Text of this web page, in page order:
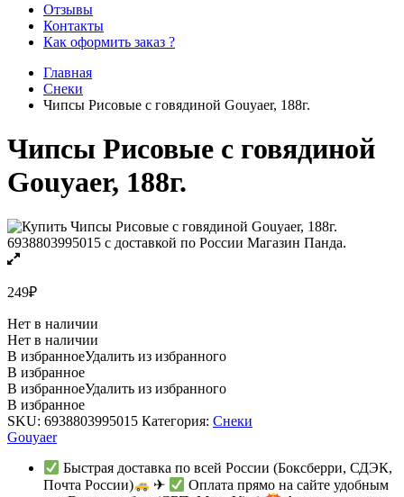
Отзывы
Контакты
Как оформить заказ ?
Главная
Снеки
Чипсы Рисовые с говядиной Gouyaer, 188г.
Чипсы Рисовые с говядиной
Gouyaer, 188г.
249₽
Нет в наличии
Нет в наличии
В избранноеУдалить из избранного
В избранное
В избранноеУдалить из избранного
В избранное
SKU: 6938803995015 Категория: Снеки
Gouyaer
Быстрая доставка по всей России (Боксберри, СДЭК,
Почта России)
✈
Оплата прямо на сайте удобным